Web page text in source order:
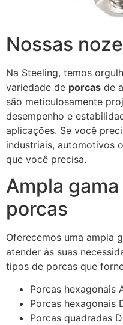
Nossas
Na Steeling, temos
variedade de porcas de
são meticulosamente
desempenho e
aplicações. Se você
industriais, automotivos
que você precisa.
Ampla
porcas
Oferecemos uma ampla
atender às suas
tipos de porcas que
Porcas hexagonais
Porcas hexagonais
Porcas quadradas